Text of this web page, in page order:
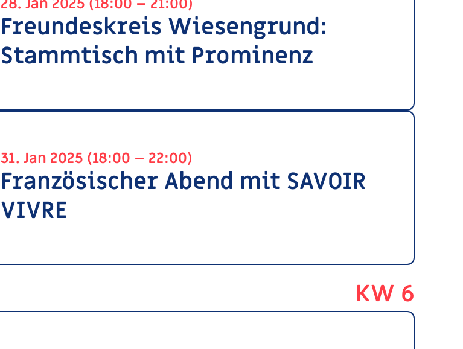
28. Jan 2025 (18:00 – 21:00)
Freundeskreis Wiesengrund:
Stammtisch mit Prominenz
31. Jan 2025 (18:00 – 22:00)
Französischer Abend mit SAVOIR
VIVRE
KW 6